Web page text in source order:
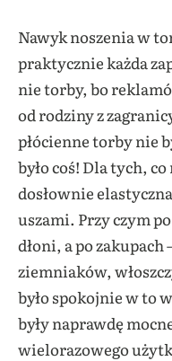
Nawyk noszenia w
praktycznie każda
nie torby, bo
od rodziny z
płócienne torby nie
było coś! Dla tych,
dosłownie
uszami. Przy czym
dłoni, a po
ziemniaków,
było spokojnie w to
były naprawdę
wielorazowego